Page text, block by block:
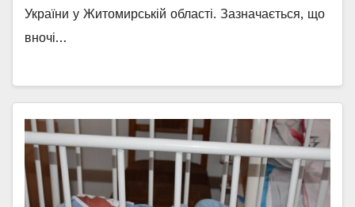
України у Житомирській області. Зазначається, що
вночі…